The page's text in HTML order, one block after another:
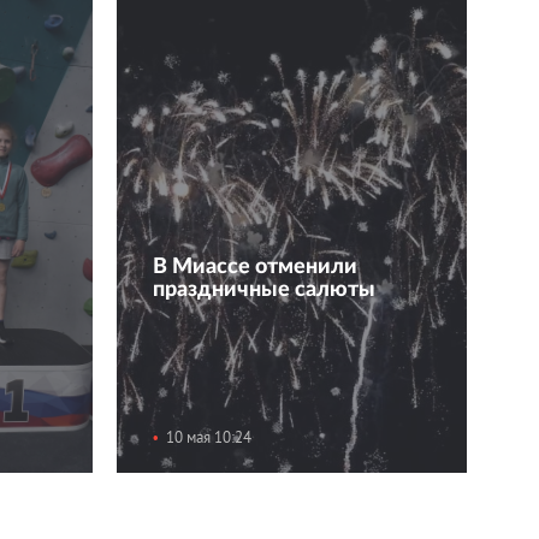
В Миассе отменили
праздничные салюты
10 мая 10:24